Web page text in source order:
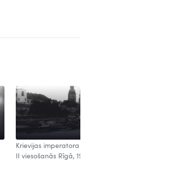
Krievijas imperatora Nikolaja
II viesošanās Rīgā, 1910